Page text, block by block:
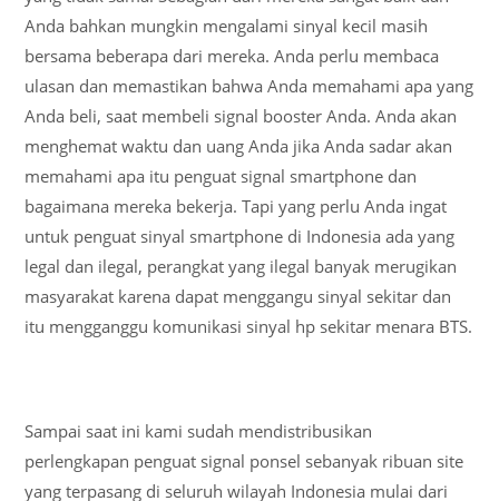
Anda bahkan mungkin mengalami sinyal kecil masih
bersama beberapa dari mereka. Anda perlu membaca
ulasan dan memastikan bahwa Anda memahami apa yang
Anda beli, saat membeli signal booster Anda. Anda akan
menghemat waktu dan uang Anda jika Anda sadar akan
memahami apa itu penguat signal smartphone dan
bagaimana mereka bekerja. Tapi yang perlu Anda ingat
untuk penguat sinyal smartphone di Indonesia ada yang
legal dan ilegal, perangkat yang ilegal banyak merugikan
masyarakat karena dapat menggangu sinyal sekitar dan
itu mengganggu komunikasi sinyal hp sekitar menara BTS.
Sampai saat ini kami sudah mendistribusikan
perlengkapan penguat signal ponsel sebanyak ribuan site
yang terpasang di seluruh wilayah Indonesia mulai dari